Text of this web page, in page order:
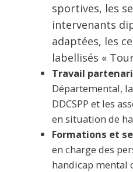
sportives, les
intervenants
adaptées, les
labellisés «
Travail
Départemental, la
DDCSPP et les
en situation de
Formations et
en charge des
handicap mental